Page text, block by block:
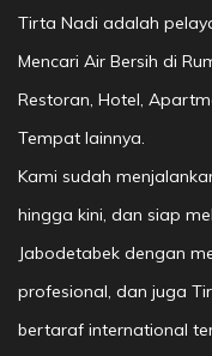
Tirta Nadi adalah
Mencari Air Bersih di
Restoran, Hotel,
Tempat lainnya.
Kami sudah
hingga kini, dan siap
Jabodetabek dengan
profesional, dan juga
bertaraf international